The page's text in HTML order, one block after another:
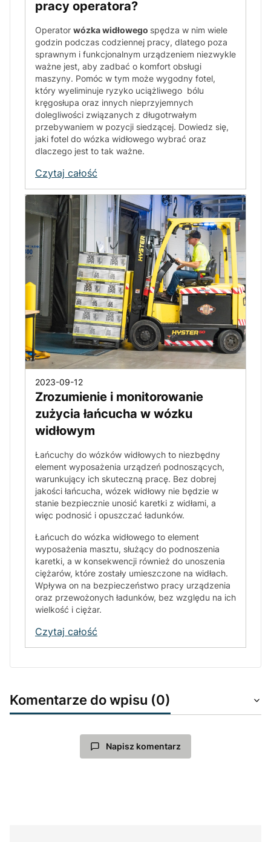
pracy operatora?
Operator wózka widłowego spędza w nim wiele
godzin podczas codziennej pracy, dlatego poza
sprawnym i funkcjonalnym urządzeniem niezwykle
ważne jest, aby zadbać o komfort obsługi
maszyny. Pomóc w tym może wygodny fotel,
który wyeliminuje ryzyko uciążliwego bólu
kręgosłupa oraz innych nieprzyjemnych
dolegliwości związanych z długotrwałym
przebywaniem w pozycji siedzącej. Dowiedz się,
jaki fotel do wózka widłowego wybrać oraz
dlaczego jest to tak ważne.
Czytaj całość
2023-09-12
Zrozumienie i monitorowanie
zużycia łańcucha w wózku
widłowym
Łańcuchy do wózków widłowych to niezbędny
element wyposażenia urządzeń podnoszących,
warunkujący ich skuteczną pracę. Bez dobrej
jakości łańcucha, wózek widłowy nie będzie w
stanie bezpiecznie unosić karetki z widłami, a
więc podnosić i opuszczać ładunków.
Łańcuch do wózka widłowego to element
wyposażenia masztu, służący do podnoszenia
karetki, a w konsekwencji również do unoszenia
ciężarów, które zostały umieszczone na widłach.
Wpływa on na bezpieczeństwo pracy urządzenia
oraz przewożonych ładunków, bez względu na ich
wielkość i ciężar.
Czytaj całość
Komentarze do wpisu (0)
Napisz komentarz